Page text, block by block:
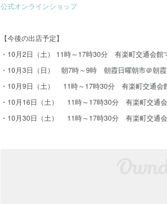
公式オンラインショップ
【今後の出店予定】
・10月2日（土） 11時～17時30分 有楽町交通会館
・10月3日（日） 朝7時～9時 朝霞日曜朝市＠朝
・10月9日（土） 11時～17時30分 有楽町交通会
・10月16日（土） 11時～17時30分 有楽町交通会
・10月30日（土） 11時～17時30分 有楽町交通会